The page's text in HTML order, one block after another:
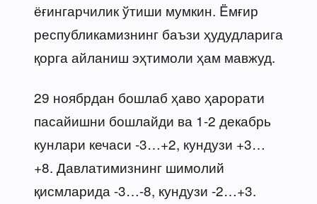
ёғингарчилик ўтиши мумкин. Ëмғир
республикамизнинг баъзи ҳудудларига
қорга айланиш эҳтимоли ҳам мавжуд.
29 ноябрдан бошлаб ҳаво ҳарорати
пасайишни бошлайди ва 1-2 декабрь
кунлари кечаси -3…+2, кундузи +3…
+8. Давлатимизнинг шимолий
қисмларида -3…-8, кундузи -2…+3.